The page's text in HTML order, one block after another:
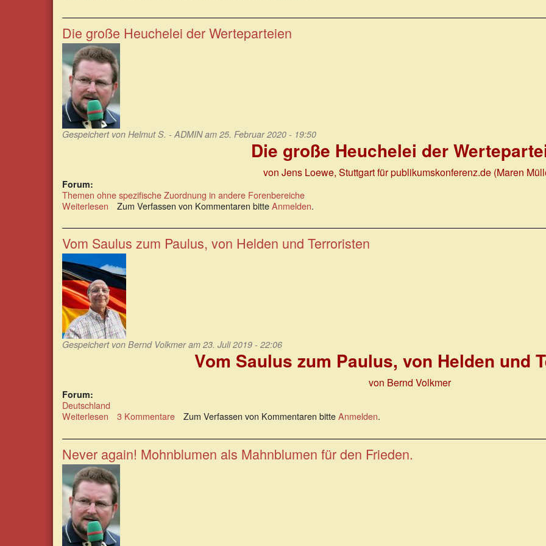
Filbinger:
Fürchterlicher
Jurist
Die große Heuchelei der Werteparteien
Gespeichert von Helmut S. - ADMINam 25. Februar 2020 - 19:50
Die große Heuchelei der
von Jens Loewe, Stuttgart für publikumskonferenz.de (Maren
Forum:
Themen ohne spezifische Zuordnung in andere Forenbereiche
Weiterlesen über
große
Heuchelei
der
Zum Verfassen von Kommentaren bitteAnmelden.
Vom Saulus zum Paulus, von Helden und Terroristen
Gespeichert von Bernd Volkmeram 23. Juli 2019 - 22:06
Vom Saulus zum Paulus, von Helden und
von Bernd Volkmer
Forum:
Deutschland
Weiterlesen über
Saulus
zum
Paulus,
von
Helden
und
Terroristen
3 Kommentare Zum Verfassen von Kommentaren bitteAnmelden.
Never again! Mohnblumen als Mahnblumen für den Frieden.